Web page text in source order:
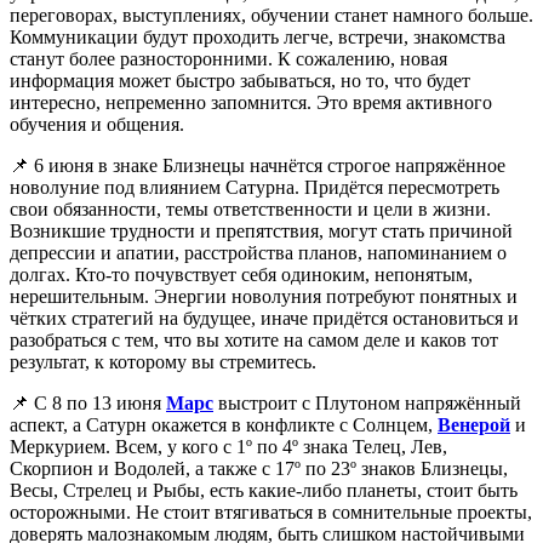
переговорах, выступлениях, обучении станет намного больше.
Коммуникации будут проходить легче, встречи, знакомства
станут более разносторонними. К сожалению, новая
информация может быстро забываться, но то, что будет
интересно, непременно запомнится. Это время активного
обучения и общения.
📌 6 июня в знаке Близнецы начнётся строгое напряжённое
новолуние под влиянием Сатурна. Придётся пересмотреть
свои обязанности, темы ответственности и цели в жизни.
Возникшие трудности и препятствия, могут стать причиной
депрессии и апатии, расстройства планов, напоминанием о
долгах. Кто-то почувствует себя одиноким, непонятым,
нерешительным. Энергии новолуния потребуют понятных и
чётких стратегий на будущее, иначе придётся остановиться и
разобраться с тем, что вы хотите на самом деле и каков тот
результат, к которому вы стремитесь.
📌 С 8 по 13 июня Марс выстроит с Плутоном напряжённый
аспект, а Сатурн окажется в конфликте с Солнцем, Венерой и
Меркурием. Всем, у кого с 1º по 4º знака Телец, Лев,
Скорпион и Водолей, а также с 17º по 23º знаков Близнецы,
Весы, Стрелец и Рыбы, есть какие-либо планеты, стоит быть
осторожными. Не стоит втягиваться в сомнительные проекты,
доверять малознакомым людям, быть слишком настойчивыми